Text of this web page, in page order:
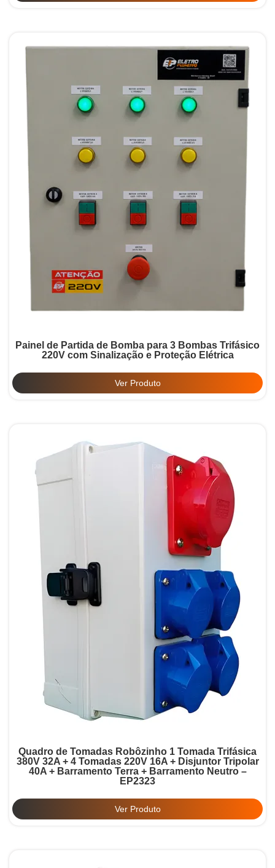
Painel de Partida de Bomba para 3 Bombas Trifásico
220V com Sinalização e Proteção Elétrica
Ver Produto
Quadro de Tomadas Robôzinho 1 Tomada Trifásica
380V 32A + 4 Tomadas 220V 16A + Disjuntor Tripolar
40A + Barramento Terra + Barramento Neutro –
EP2323
Ver Produto